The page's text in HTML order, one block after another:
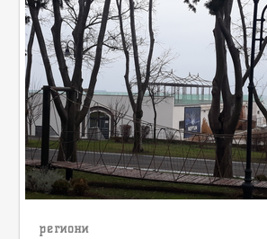
региони